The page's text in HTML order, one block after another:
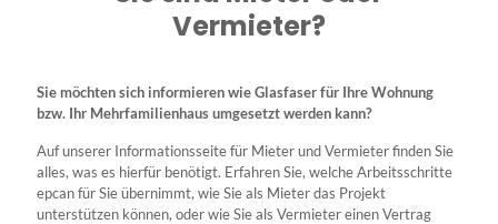
Vermieter?
Sie möchten sich informieren wie Glasfaser für Ihre Wohnung
bzw. Ihr Mehrfamilienhaus umgesetzt werden kann?
Auf unserer Informationsseite für Mieter und Vermieter finden Sie
alles, was es hierfür benötigt. Erfahren Sie, welche Arbeitsschritte
epcan für Sie übernimmt, wie Sie als Mieter das Projekt
unterstützen können, oder wie Sie als Vermieter einen Vertrag